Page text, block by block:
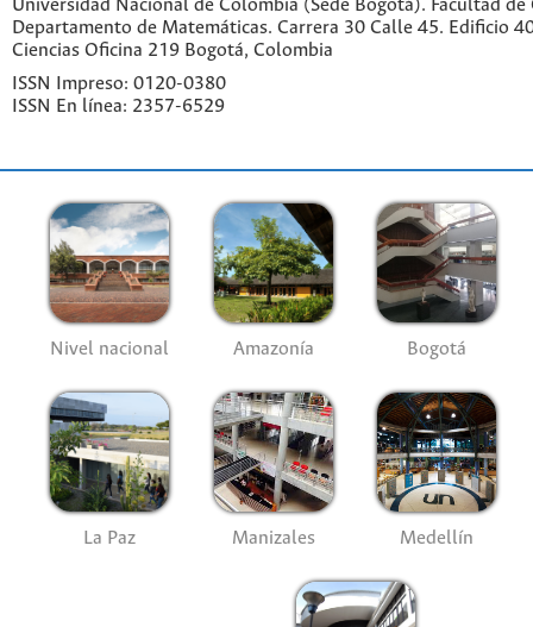
Universidad Nacional de Colombia (Sede Bogotá). Facultad de
Departamento de Matemáticas. Carrera 30 Calle 45. Edificio
Ciencias Oficina 219 Bogotá, Colombia
ISSN Impreso: 0120-0380
ISSN En línea: 2357-6529
Nivel nacional Amazonía Bogotá
La Paz Manizales Medellín